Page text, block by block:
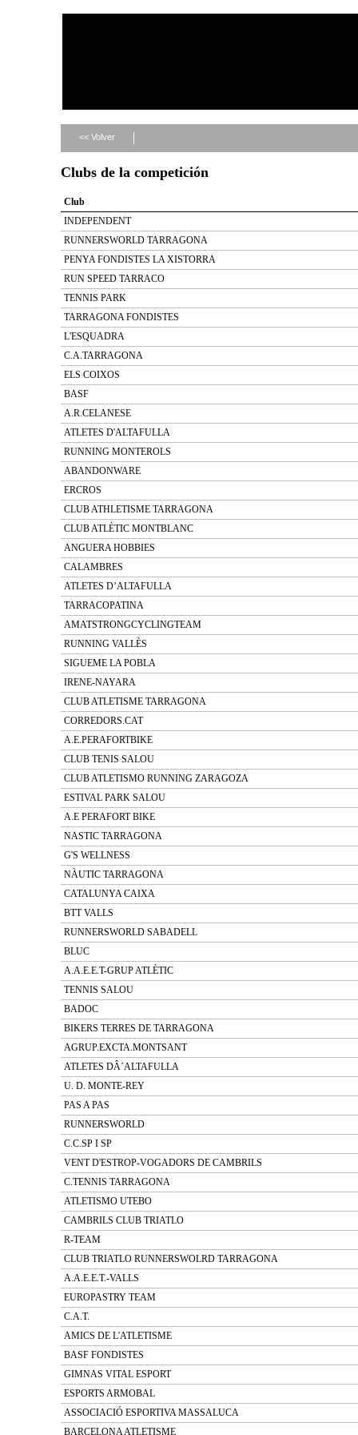
<< Volver
Clubs de la competición
Club
INDEPENDENT
RUNNERSWORLD TARRAGONA
PENYA FONDISTES LA XISTORRA
RUN SPEED TARRACO
TENNIS PARK
TARRAGONA FONDISTES
L'ESQUADRA
C.A.TARRAGONA
ELS COIXOS
BASF
A.R.CELANESE
ATLETES D'ALTAFULLA
RUNNING MONTEROLS
ABANDONWARE
ERCROS
CLUB ATHLETISME TARRAGONA
CLUB ATLÈTIC MONTBLANC
ANGUERA HOBBIES
CALAMBRES
ATLETES D’ALTAFULLA
TARRACOPATINA
AMATSTRONGCYCLINGTEAM
RUNNING VALLÈS
SIGUEME LA POBLA
IRENE-NAYARA
CLUB ATLETISME TARRAGONA
CORREDORS.CAT
A.E.PERAFORTBIKE
CLUB TENIS SALOU
CLUB ATLETISMO RUNNING ZARAGOZA
ESTIVAL PARK SALOU
A.E PERAFORT BIKE
NASTIC TARRAGONA
G'S WELLNESS
NÀUTIC TARRAGONA
CATALUNYA CAIXA
BTT VALLS
RUNNERSWORLD SABADELL
BLUC
A.A.E.E.T-GRUP ATLÈTIC
TENNIS SALOU
BADOC
BIKERS TERRES DE TARRAGONA
AGRUP.EXCTA.MONTSANT
ATLETES DÂ´ALTAFULLA
U. D. MONTE-REY
PAS A PAS
RUNNERSWORLD
C.C.SP I SP
VENT D'ESTROP-VOGADORS DE CAMBRILS
C.TENNIS TARRAGONA
ATLETISMO UTEBO
CAMBRILS CLUB TRIATLO
R-TEAM
CLUB TRIATLO RUNNERSWOLRD TARRAGONA
A.A.E.E.T.-VALLS
EUROPASTRY TEAM
C.A.T.
AMICS DE L'ATLETISME
BASF FONDISTES
GIMNAS VITAL ESPORT
ESPORTS ARMOBAL
ASSOCIACIÓ ESPORTIVA MASSALUCA
BARCELONA ATLETISME